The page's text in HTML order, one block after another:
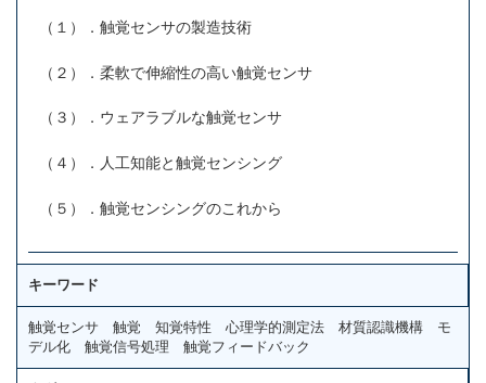
（１）．触覚センサの製造技術
（２）．柔軟で伸縮性の高い触覚センサ
（３）．ウェアラブルな触覚センサ
（４）．人工知能と触覚センシング
（５）．触覚センシングのこれから
キーワード
触覚センサ 触覚 知覚特性 心理学的測定法 材質認識機構 モ
デル化 触覚信号処理 触覚フィードバック